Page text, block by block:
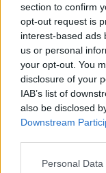
section to confirm
opt-out request is
interest-based ads
us or personal
your opt-out. You
disclosure of your
IAB’s list of
also be disclosed
Downstream
Personal
Dificultatea de a
că există
atunci când mai
lucra la un
obișnuite să
multe informații